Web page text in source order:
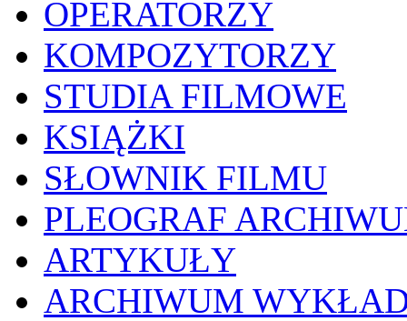
OPERATORZY
KOMPOZYTORZY
STUDIA FILMOWE
KSIĄŻKI
SŁOWNIK FILMU
PLEOGRAF
ARTYKUŁY
ARCHIWUM